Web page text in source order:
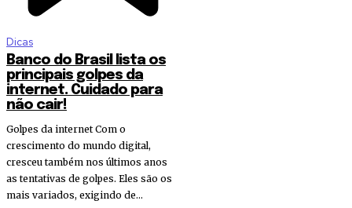
Dicas
Banco do Brasil lista os
principais golpes da
internet. Cuidado para
não cair!
Golpes da internet Com o
crescimento do mundo digital,
cresceu também nos últimos anos
as tentativas de golpes. Eles são os
mais variados, exigindo de...